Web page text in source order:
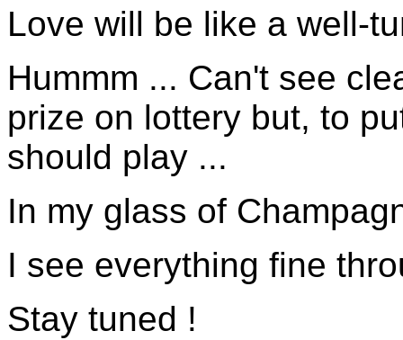
Love will be like a well-
Hummm ... Can't see
prize on lottery but, to
should play ...
In my glass of
I see everything fine
Stay tuned !